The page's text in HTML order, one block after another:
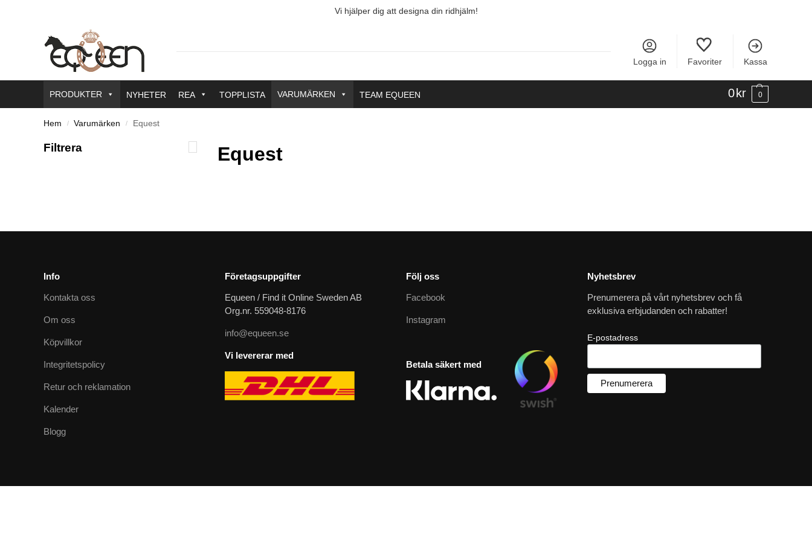
Vi hjälper dig att designa din ridhjälm!
Logga in Favoriter Kassa
PRODUKTER NYHETER REA TOPPLISTA VARUMÄRKEN TEAM EQUEEN 0 kr 0
Hem / Varumärken / Equest
Equest
Filtrera
Info
Kontakta oss
Om oss
Köpvillkor
Integritetspolicy
Retur och reklamation
Kalender
Blogg
Företagsuppgifter
Equeen / Find it Online Sweden AB
Org.nr. 559048-8176
info@equeen.se
Vi levererar med
Följ oss
Facebook
Instagram
Betala säkert med
Nyhetsbrev
Prenumerera på vårt nyhetsbrev och få
exklusiva erbjudanden och rabatter!
E-postadress